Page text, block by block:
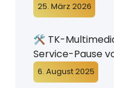
25. März 2026
🛠️ TK-
Service-Pause
6. August 2025